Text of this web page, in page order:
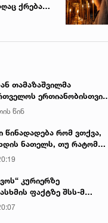
ქრება
-
შიდა
თამაზაშვილმა
ერთიანობისთვის
პოლიციელების
პატივი მიაგო
წინ
წინადადება რომ ვთქვა,
ნათელს, თუ რატომ
იმნაძე წამქეზებელი...“ -
ავალიანის დედა
კურიერზე
ფაქტზე შსს-მ
დაიწყო